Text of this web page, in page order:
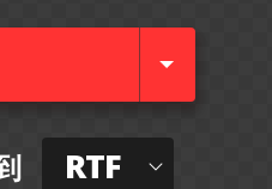
RTF